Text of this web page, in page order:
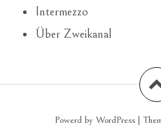
Intermezzo
Über Zweikanal
Powerd by WordPress